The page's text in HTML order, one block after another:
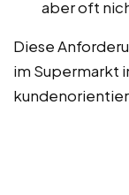
aber oft
Diese
im Supermarkt